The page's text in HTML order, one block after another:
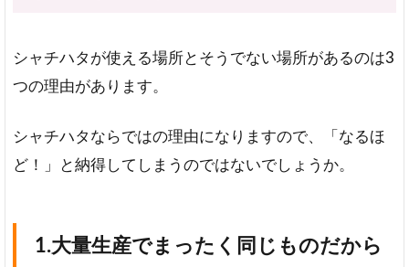
シャチハタが使える場所とそうでない場所があるのは3
つの理由があります。
シャチハタならではの理由になりますので、「なるほ
ど！」と納得してしまうのではないでしょうか。
1.大量生産でまったく同じものだから